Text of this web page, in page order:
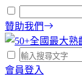
贊助我們
會員登入